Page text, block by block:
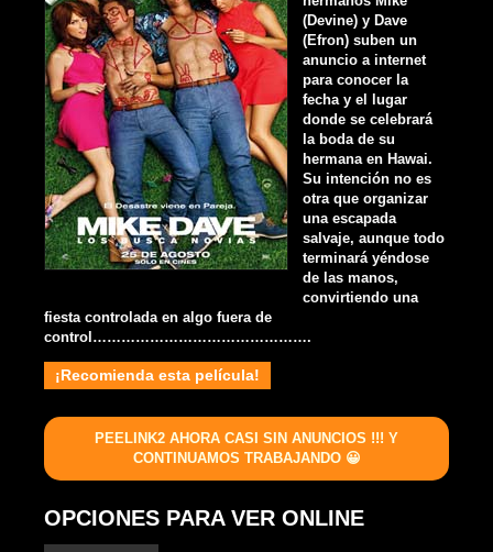
(Devine) y Dave
(Efron) suben un
anuncio a internet
para conocer la
fecha y el lugar
donde se celebrará
la boda de su
hermana en Hawai.
Su intención no es
otra que organizar
una escapada
salvaje, aunque todo
terminará yéndose
de las manos,
convirtiendo una
fiesta controlada en algo fuera de
control……………………………………….
¡Recomienda esta película!
PEELINK2 AHORA CASI SIN ANUNCIOS !!! Y
CONTINUAMOS TRABAJANDO 😀
OPCIONES PARA VER ONLINE